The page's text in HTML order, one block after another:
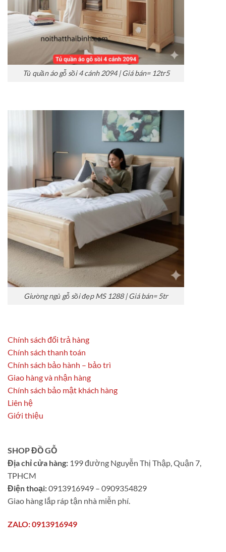
Tủ quần áo gỗ sồi 4 cánh 2094 | Giá bán= 12tr5
Giường ngủ gỗ sồi đẹp MS 1288 | Giá bán= 5tr
Chính sách đổi trả hàng
Chính sách thanh toán
Chính sách bảo hành – bảo trì
Giao hàng và nhận hàng
Chính sách bảo mật khách hàng
Liên hệ
Giới thiệu
SHOP ĐỒ GỖ
Địa chỉ cửa hàng: 199 đường Nguyễn Thị Thập, Quận 7,
TPHCM
Điện thoại:0913916949 – 0909354829
Giao hàng lắp ráp tận nhà miễn phí.
ZALO: 0913916949